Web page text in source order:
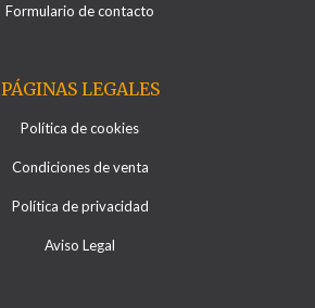
Formulario de contacto
PÁGINAS LEGALES
Política de cookies
Condiciones de venta
Política de privacidad
Aviso Legal